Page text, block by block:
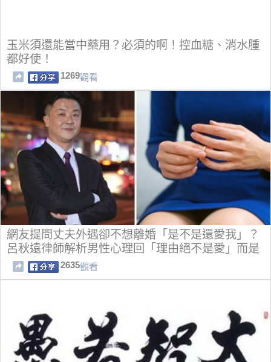
玉米須還能當中藥用？必須的啊！控血糖、消水腫
都好使！
1269觀看
網友提問丈夫外遇卻不想離婚「是不是還愛我」？
呂秋遠律師解析男性心理回「理由絕不是愛」而是
兩個字！
2635觀看